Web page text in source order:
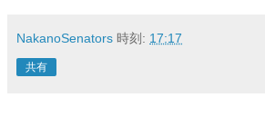
NakanoSenators 時刻: 17:17
共有